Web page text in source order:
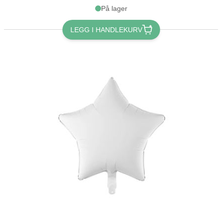
På lager
LEGG I HANDLEKURV